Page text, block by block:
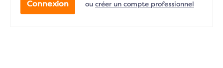
Connexion ou créer un compte professionnel